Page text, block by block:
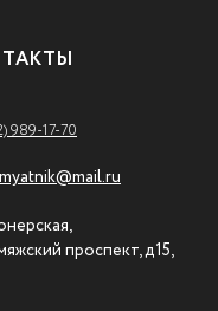
989-17-70
проспект, д15,